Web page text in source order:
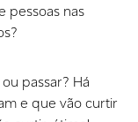
pessoas nas
passar? Há
e que vão curtir